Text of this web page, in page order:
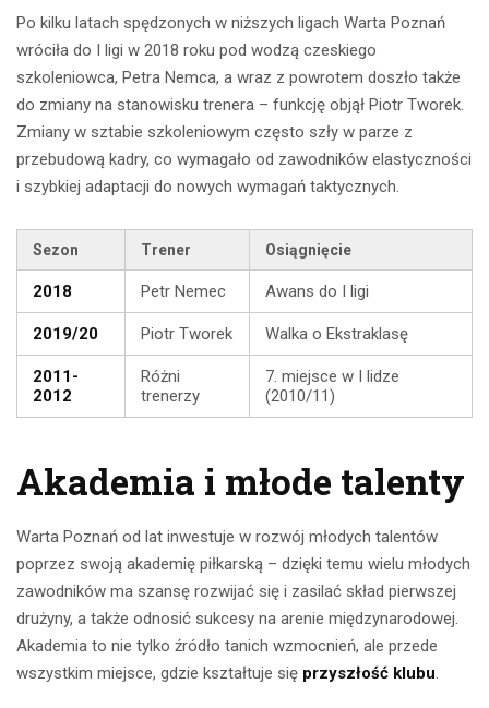
Po kilku latach spędzonych w niższych ligach Warta Poznań
wróciła do I ligi w 2018 roku pod wodzą czeskiego
szkoleniowca, Petra Nemca, a wraz z powrotem doszło także
do zmiany na stanowisku trenera – funkcję objął Piotr Tworek.
Zmiany w sztabie szkoleniowym często szły w parze z
przebudową kadry, co wymagało od zawodników elastyczności
i szybkiej adaptacji do nowych wymagań taktycznych.
Sezon Trener Osiągnięcie
2018 Petr Nemec Awans do I ligi
2019/20 Piotr Tworek Walka o Ekstraklasę
2011-
2012
Różni
trenerzy
7. miejsce w I lidze
(2010/11)
Akademia i młode talenty
Warta Poznań od lat inwestuje w rozwój młodych talentów
poprzez swoją akademię piłkarską – dzięki temu wielu młodych
zawodników ma szansę rozwijać się i zasilać skład pierwszej
drużyny, a także odnosić sukcesy na arenie międzynarodowej.
Akademia to nie tylko źródło tanich wzmocnień, ale przede
wszystkim miejsce, gdzie kształtuje się przyszłość klubu.